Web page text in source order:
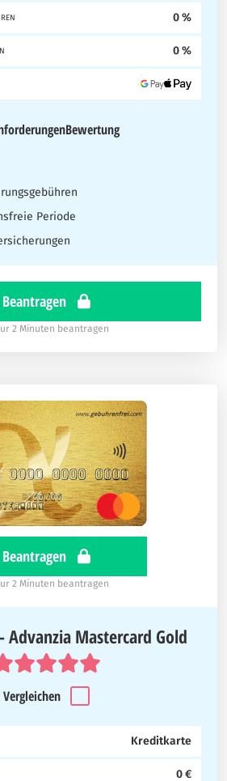
0 %
0 %
Bewertung
Periode
Beantragen
2 Minuten beantragen
Beantragen
2 Minuten beantragen
Advanzia Mastercard Gold
Vergleichen
Kreditkarte
0 €